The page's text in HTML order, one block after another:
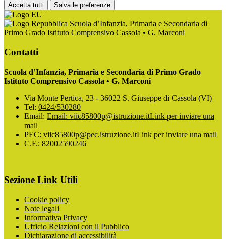
Accetta tutti Salva le preferenze
Scuola d’Infanzia, Primaria e Secondaria di
Primo Grado Istituto Comprensivo Cassola • G. Marconi
Contatti
Scuola d’Infanzia, Primaria e Secondaria di Primo Grado
Istituto Comprensivo Cassola • G. Marconi
Via Monte Pertica, 23 - 36022 S. Giuseppe di Cassola (VI)
Tel: 0424/530280
Email: Email: viic85800p@istruzione.itLink per inviare una
mail
PEC: viic85800p@pec.istruzione.itLink per inviare una mail
C.F.: 82002590246
Sezione Link Utili
Cookie policy
Note legali
Informativa Privacy
Ufficio Relazioni con il Pubblico
Dichiarazione di accessibilità